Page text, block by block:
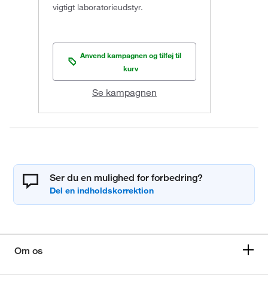
vigtigt laboratorieudstyr.
Anvend kampagnen og tilføj til
kurv
Se kampagnen
Ser du en mulighed for forbedring?
Om os